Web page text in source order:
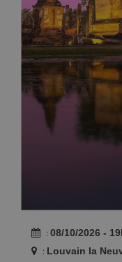
08/10/2026 -
Louvain la